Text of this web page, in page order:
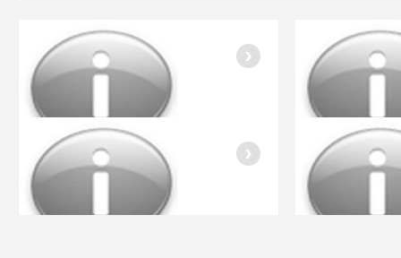
湖南园区
入会指南